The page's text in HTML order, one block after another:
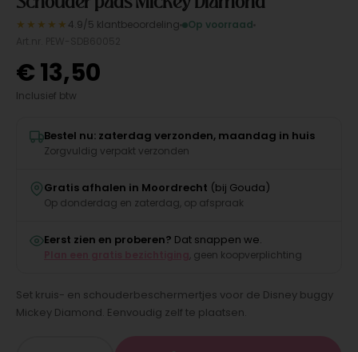
★★★★★ 4.9/5 klantbeoordeling
Op voorraad
€13,50
Inclusief btw
Bestel nu: zaterdag verzonden, maandag in huis
Zorgvuldig verpakt verzonden
Gratis afhalen in Moordrecht (bij Gouda)
Op donderdag en zaterdag, op afspraak
Eerst zien en proberen? Dat snappen we.
, geen koopverplichting
Set kruis- en schouderbeschermertjes voor de Disney buggy
Mickey Diamond. Eenvoudig zelf te plaatsen.